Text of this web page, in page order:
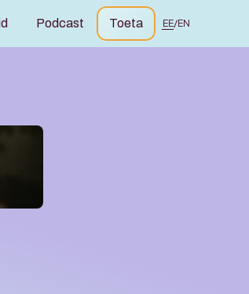
Podcast Toeta EE/EN